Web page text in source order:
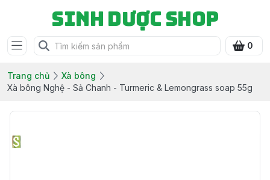
Sinh Dược Shop
0
Trang chủ
Xà bông
Xà bông Nghệ - Sả Chanh - Turmeric & Lemongrass soap 55g